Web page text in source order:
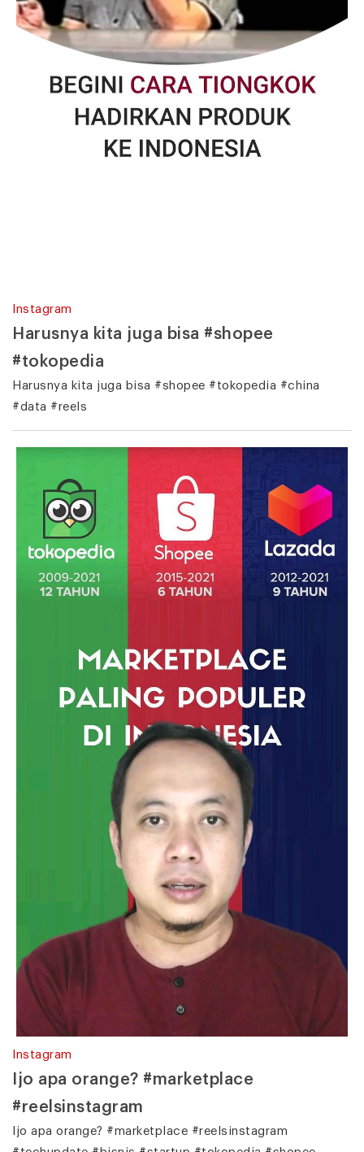
Instagram
Harusnya kita juga bisa #shopee
#tokopedia
Harusnya kita juga bisa #shopee #tokopedia #china
#data #reels
Instagram
Ijo apa orange? #marketplace
#reelsinstagram
Ijo apa orange? #marketplace #reelsinstagram